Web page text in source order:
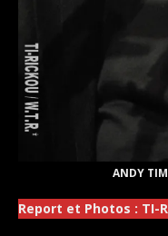
ANDY
Report et Photos : TI-